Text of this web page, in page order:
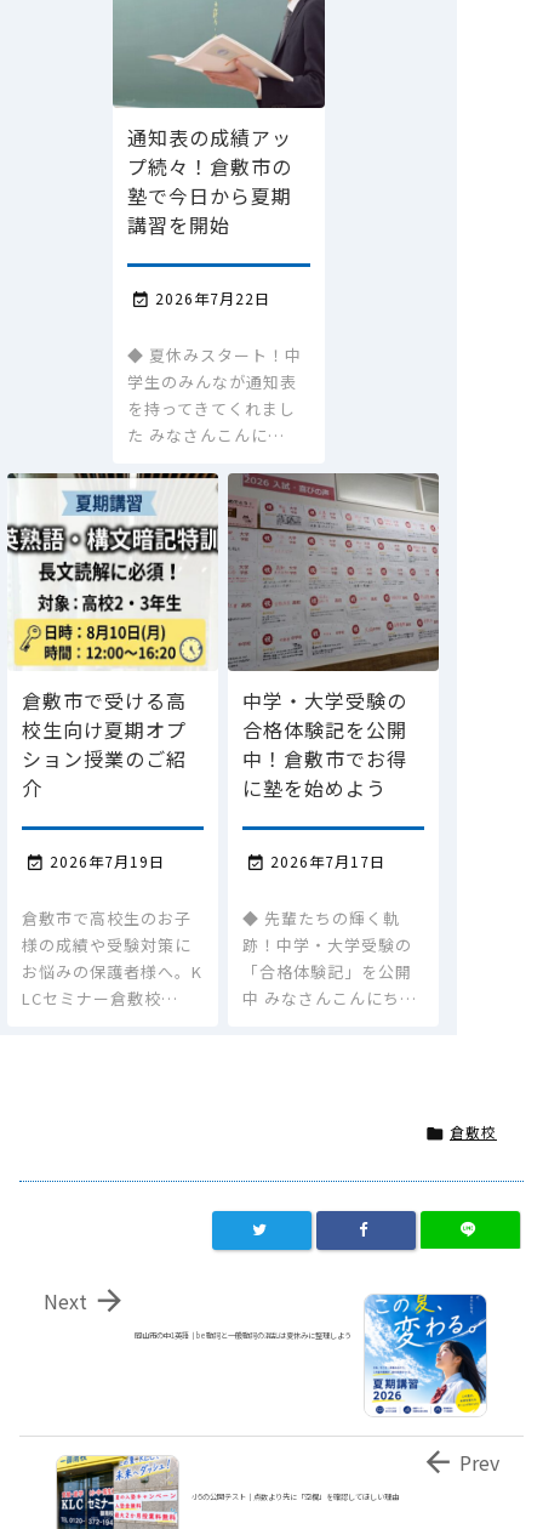
通知表の成績アッ
プ続々！倉敷市の
塾で今日から夏期
講習を開始
 2026年7月22日
◆ 夏休みスタート！中
学生のみんなが通知表
を持ってきてくれまし
た みなさんこんに…
倉敷市で受ける高
校生向け夏期オプ
ション授業のご紹
介
 2026年7月19日
倉敷市で高校生のお子
様の成績や受験対策に
お悩みの保護者様へ。K
LCセミナー倉敷校…
中学・大学受験の
合格体験記を公開
中！倉敷市でお得
に塾を始めよう
 2026年7月17日
◆ 先輩たちの輝く軌
跡！中学・大学受験の
「合格体験記」を公開
中 みなさんこんにち…
 倉敷校
岡山市の中1英語｜be動詞と一般動詞の混乱は夏休みに整理しよう

Next
小5の公開テスト｜点数より先に「空欄」を確認してほしい理由
 Prev